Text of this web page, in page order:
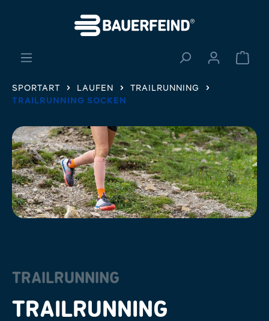
SPORTART LAUFEN
TRAILRUNNING
TRAILRUNNING SOCKEN
TRAILRUNNING
TRAILRUNNING